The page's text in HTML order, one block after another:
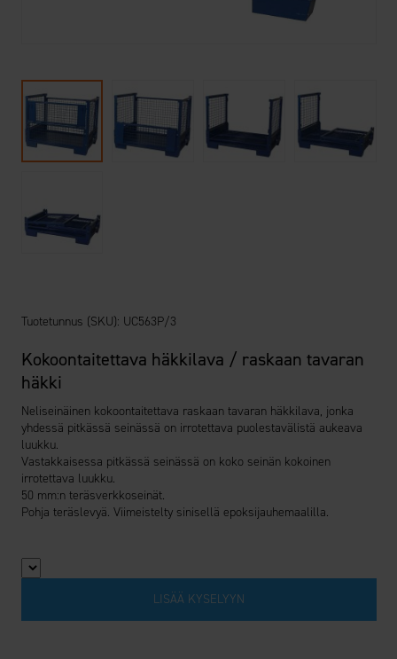
Tuotetunnus (SKU): UC563P/3
Kokoontaitettava häkkilava / raskaan tavaran
häkki
Neliseinäinen kokoontaitettava raskaan tavaran häkkilava, jonka
yhdessä pitkässä seinässä on irrotettava puolestavälistä aukeava
luukku.
Vastakkaisessa pitkässä seinässä on koko seinän kokoinen
irrotettava luukku.
50 mm:n teräsverkkoseinät.
Pohja teräslevyä. Viimeistelty sinisellä epoksijauhemaalilla.
Määrä
LISÄÄ KYSELYYN